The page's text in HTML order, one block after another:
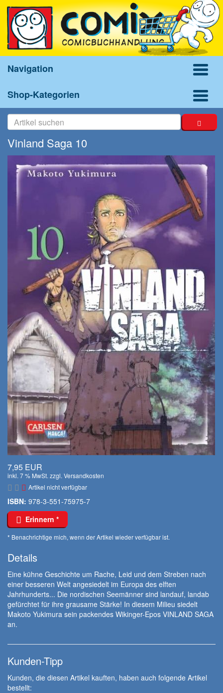
Navigation
Shop-Kategorien
Vinland Saga 10
7,95 EUR
inkl. 7 % MwSt. zzgl. Versandkosten
Artikel nicht verfügbar
ISBN: 978-3-551-75975-7
Erinnern *
* Benachrichtige mich, wenn der Artikel wieder verfügbar ist.
Details
Eine kühne Geschichte um Rache, Leid und dem Streben nach
einer besseren Welt angesiedelt im Europa des elften
Jahrhunderts... Die nordischen Seemänner sind landauf, landab
gefürchtet für ihre grausame Stärke! In diesem Milieu siedelt
Makoto Yukimura sein packendes Wikinger-Epos VINLAND SAGA
an.
Kunden-Tipp
Kunden, die diesen Artikel kauften, haben auch folgende Artikel
bestellt: